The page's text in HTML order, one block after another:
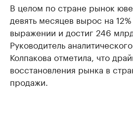
В целом по стране рынок
девять месяцев вырос на
выражении и достиг 246
Руководитель
Колпакова отметила, что
восстановления рынка в
продажи.